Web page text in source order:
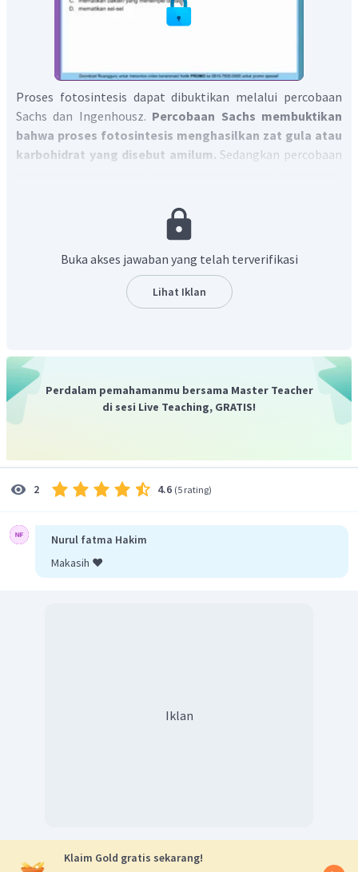
Proses fotosintesis dapat dibuktikan melalui percobaan
Sachs dan Ingenhousz. Percobaan Sachs membuktikan
bahwa proses fotosintesis menghasilkan zat gula atau
karbohidrat yang disebut amilum. Sedangkan percobaan
Pada percobaan Sachs
tujuan dari daun dimasukkan dalam air mendidih adalah
dilarutkan klorofinya jika direbus dalam alkohol.
Dengan demikian, pilihan jawaban yang tepat adalah D.
Buka akses jawaban yang telah terverifikasi
Lihat Iklan
Perdalam pemahamanmu bersama Master Teacher
di sesi Live Teaching, GRATIS!
2 4.6 (5 rating)
Nurul fatma Hakim
Makasih ❤️
Iklan
Klaim Gold gratis sekarang!